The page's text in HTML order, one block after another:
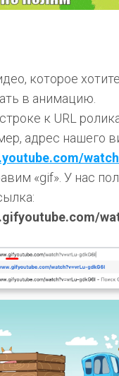
которое хотите
в анимацию.
к URL
адрес нашего
«gif». У нас